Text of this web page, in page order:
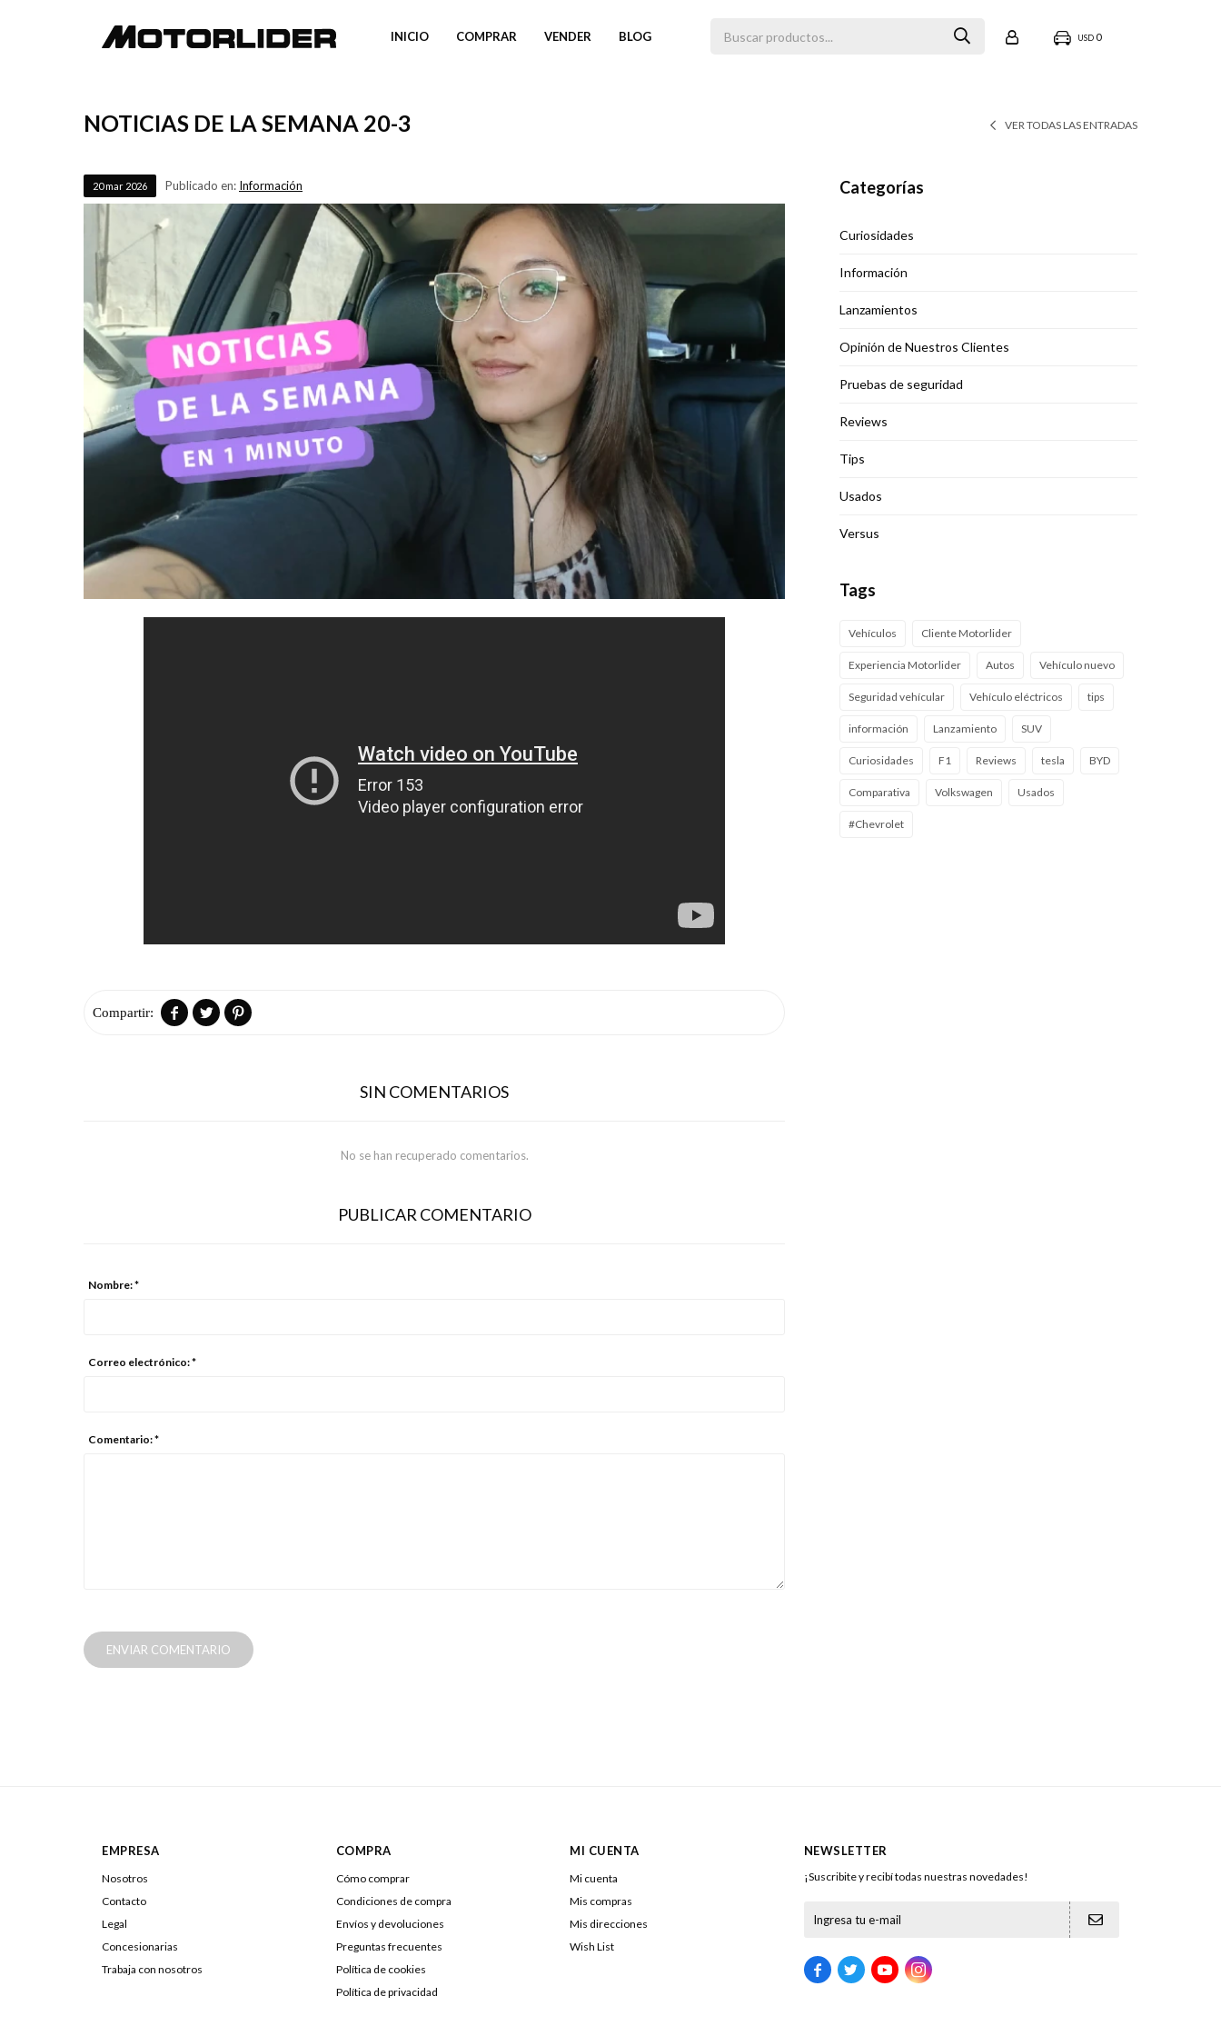
INICIO COMPRAR VENDER BLOG USD 0
NOTICIAS DE LA SEMANA 20-3 VER TODAS LAS ENTRADAS
20 mar 2026 Publicado en: Información
  
SIN COMENTARIOS
No se han recuperado comentarios.
PUBLICAR COMENTARIO
Nombre: *
Correo electrónico: *
Comentario: *
ENVIAR COMENTARIO
Categorías
Curiosidades
Información
Lanzamientos
Opinión de Nuestros Clientes
Pruebas de seguridad
Reviews
Tips
Usados
Versus
Tags
Vehículos Cliente Motorlider
Experiencia Motorlider Autos Vehículo nuevo
Seguridad vehícular Vehículo eléctricos tips
información Lanzamiento SUV
Curiosidades F1 Reviews tesla BYD
Comparativa Volkswagen Usados
#Chevrolet
EMPRESA
Nosotros
Contacto
Legal
Concesionarias
Trabaja con nosotros
COMPRA
Cómo comprar
Condiciones de compra
Envíos y devoluciones
Preguntas frecuentes
Política de cookies
Política de privacidad
MI CUENTA
Mi cuenta
Mis compras
Mis direcciones
Wish List
NEWSLETTER
¡Suscribite y recibí todas nuestras novedades!
   